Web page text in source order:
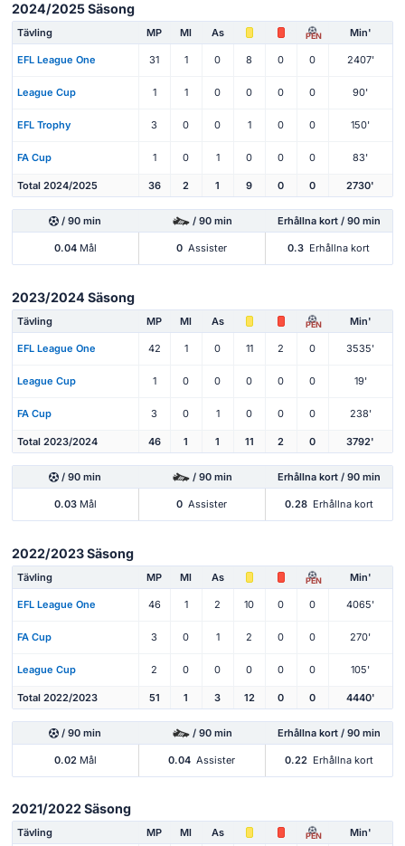
2024/2025 Säsong
Tävling MP Ml As PEN Min'
EFL League One 31 1 0 8 0 0 2407'
League Cup 1 1 0 0 0 0 90'
EFL Trophy 3 0 0 1 0 0 150'
FA Cup 1 0 1 0 0 0 83'
Total 2024/2025 36 2 1 9 0 0 2730'
/ 90 min / 90 min Erhållna kort / 90 min
0.04Mål 0 Assister 0.3 Erhållna kort
2023/2024 Säsong
Tävling MP Ml As PEN Min'
EFL League One 42 1 0 11 2 0 3535'
League Cup 1 0 0 0 0 0 19'
FA Cup 3 0 1 0 0 0 238'
Total 2023/2024 46 1 1 11 2 0 3792'
/ 90 min / 90 min Erhållna kort / 90 min
0.03Mål 0 Assister 0.28 Erhållna kort
2022/2023 Säsong
Tävling MP Ml As PEN Min'
EFL League One 46 1 2 10 0 0 4065'
FA Cup 3 0 1 2 0 0 270'
League Cup 2 0 0 0 0 0 105'
Total 2022/2023 51 1 3 12 0 0 4440'
/ 90 min / 90 min Erhållna kort / 90 min
0.02 Mål 0.04 Assister 0.22 Erhållna kort
2021/2022 Säsong
Tävling MP Ml As PEN Min'